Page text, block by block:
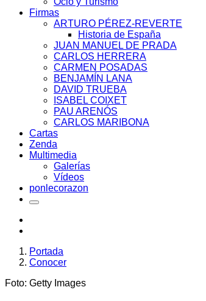
Firmas
ARTURO PÉREZ-REVERTE
Historia de España
JUAN MANUEL DE PRADA
CARLOS HERRERA
CARMEN POSADAS
BENJAMÍN LANA
DAVID TRUEBA
ISABEL COIXET
PAU ARENÓS
CARLOS MARIBONA
Cartas
Zenda
Multimedia
Galerías
Vídeos
ponlecorazon
Portada
Conocer
Foto: Getty Images